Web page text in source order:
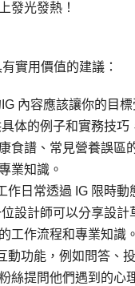
發光發熱！
實用價值的建議：
內容應該讓你的目
体的例子和實務技巧
食譜、常見營養誤區
業知識。
日常透過 IG 限時
設計師可以分享設
工作流程和專業知識。
動功能，例如問答、
絲提問他們遇到的心